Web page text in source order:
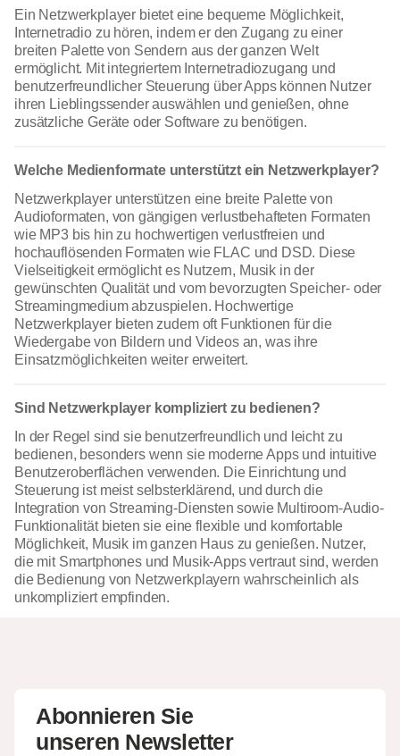
Ein Netzwerkplayer bietet eine bequeme Möglichkeit,
Internetradio zu hören, indem er den Zugang zu einer
breiten Palette von Sendern aus der ganzen Welt
ermöglicht. Mit integriertem Internetradiozugang und
benutzerfreundlicher Steuerung über Apps können Nutzer
ihren Lieblingssender auswählen und genießen, ohne
zusätzliche Geräte oder Software zu benötigen.
Welche Medienformate unterstützt ein Netzwerkplayer?
Netzwerkplayer unterstützen eine breite Palette von
Audioformaten, von gängigen verlustbehafteten Formaten
wie MP3 bis hin zu hochwertigen verlustfreien und
hochauflösenden Formaten wie FLAC und DSD. Diese
Vielseitigkeit ermöglicht es Nutzern, Musik in der
gewünschten Qualität und vom bevorzugten Speicher- oder
Streamingmedium abzuspielen. Hochwertige
Netzwerkplayer bieten zudem oft Funktionen für die
Wiedergabe von Bildern und Videos an, was ihre
Einsatzmöglichkeiten weiter erweitert.
Sind Netzwerkplayer kompliziert zu bedienen?
In der Regel sind sie benutzerfreundlich und leicht zu
bedienen, besonders wenn sie moderne Apps und intuitive
Benutzeroberflächen verwenden. Die Einrichtung und
Steuerung ist meist selbsterklärend, und durch die
Integration von Streaming-Diensten sowie Multiroom-Audio-
Funktionalität bieten sie eine flexible und komfortable
Möglichkeit, Musik im ganzen Haus zu genießen. Nutzer,
die mit Smartphones und Musik-Apps vertraut sind, werden
die Bedienung von Netzwerkplayern wahrscheinlich als
unkompliziert empfinden.
Abonnieren Sie
unseren Newsletter